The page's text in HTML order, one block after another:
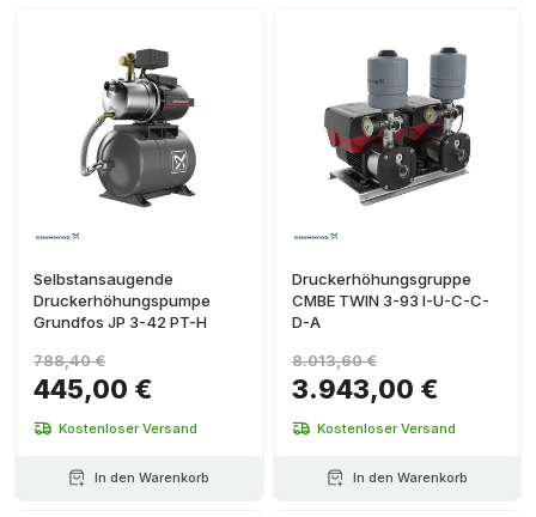
Selbstansaugende
Druckerhöhungspumpe
Grundfos JP 3-42 PT-H
445,00 €
788,40 €
Kostenloser Versand
In den Warenkorb
Druckerhöhungsgruppe
CMBE TWIN 3-93 I-U-C-C-
D-A
3.943,00 €
8.013,60 €
Kostenloser Versand
In den Warenkorb